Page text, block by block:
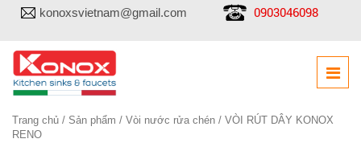
konoxsvietnam@gmail.com 0903046098
Trang chủ / Sản phẩm / Vòi nước rửa chén / VÒI RÚT DÂY KONOX
RENO